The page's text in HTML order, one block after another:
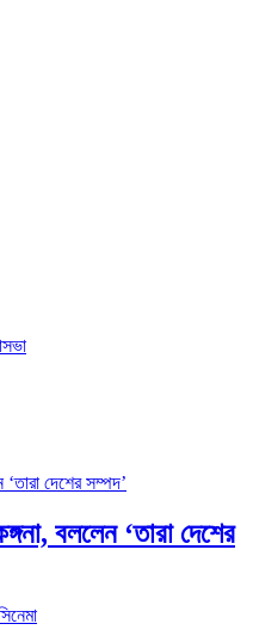
বললেন ‘তারা দেশের